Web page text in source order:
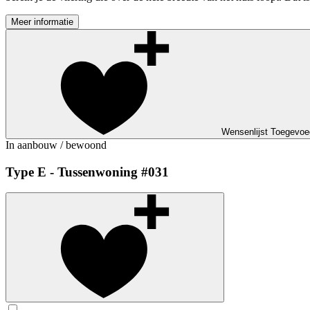
Meer informatie
Wensenlijst
In aanbouw / bewoond
Type E - Tussenwoning #031